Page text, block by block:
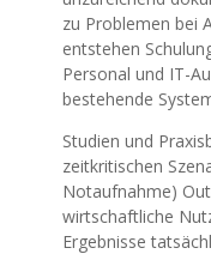
zu Problemen bei
entstehen
Personal und IT-
bestehende
Studien und
zeitkritischen
Notaufnahme)
wirtschaftliche
Ergebnisse